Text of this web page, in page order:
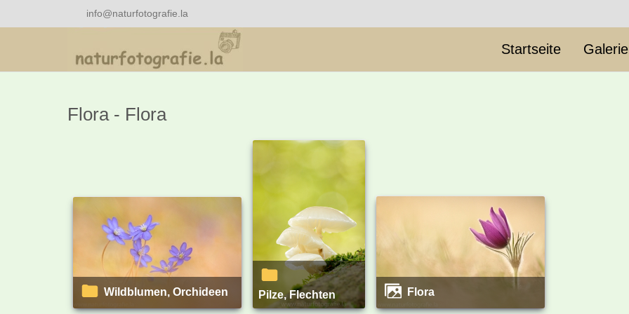
info@naturfotografie.la
Startseite
Flora - Flora
Wildblumen, Orchideen Pilze, Flechten Flora